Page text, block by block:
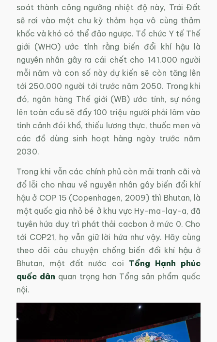
soát thành công ngưỡng nhiệt độ này, Trái Đất
sẽ rơi vào một chu kỳ thảm họa vô cùng thảm
khốc và khó có thể đảo ngược. Tổ chức Y tế Thế
giới (WHO) ước tính rằng biến đổi khí hậu là
nguyên nhân gây ra cái chết cho 141.000 người
mỗi năm và con số này dự kiến sẽ còn tăng lên
tới 250.000 người tới trước năm 2050. Trong khi
đó, ngân hàng Thế giới (WB) ước tính, sự nóng
lên toàn cầu sẽ đẩy 100 triệu người phải lâm vào
tình cảnh đói khổ, thiếu lương thực, thuốc men và
các đồ dùng sinh hoạt hàng ngày trước năm
2030.
Trong khi vẫn các chính phủ còn mải tranh cãi và
đổ lỗi cho nhau về nguyên nhân gây biến đổi khí
hậu ở COP 15 (Copenhagen, 2009) thì Bhutan, là
một quốc gia nhỏ bé ở khu vực Hy-ma-lay-a, đã
tuyên hứa duy trì phát thải cacbon ở mức 0. Cho
tới COP21, họ vẫn giữ lời hứa như vậy. Hãy cùng
theo dõi câu chuyện chống biến đổi khí hậu ở
Bhutan, một đất nước coi Tổng Hạnh phúc
quốc dân quan trọng hơn Tổng sản phẩm quốc
nội.